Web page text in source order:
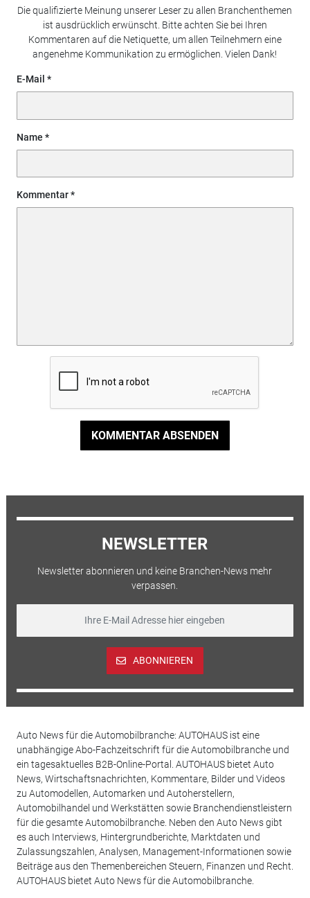
Die qualifizierte Meinung unserer Leser zu allen Branchenthemen
ist ausdrücklich erwünscht. Bitte achten Sie bei Ihren
Kommentaren auf die Netiquette, um allen Teilnehmern eine
angenehme Kommunikation zu ermöglichen. Vielen Dank!
E-Mail
Name
Kommentar
KOMMENTAR ABSENDEN
NEWSLETTER
Newsletter abonnieren und keine Branchen-News mehr
verpassen.
ABONNIEREN
Auto News für die Automobilbranche: AUTOHAUS ist eine
unabhängige Abo-Fachzeitschrift für die Automobilbranche und
ein tagesaktuelles B2B-Online-Portal. AUTOHAUS bietet Auto
News, Wirtschaftsnachrichten, Kommentare, Bilder und Videos
zu Automodellen, Automarken und Autoherstellern,
Automobilhandel und Werkstätten sowie Branchendienstleistern
für die gesamte Automobilbranche. Neben den Auto News gibt
es auch Interviews, Hintergrundberichte, Marktdaten und
Zulassungszahlen, Analysen, Management-Informationen sowie
Beiträge aus den Themenbereichen Steuern, Finanzen und Recht.
AUTOHAUS bietet Auto News für die Automobilbranche.